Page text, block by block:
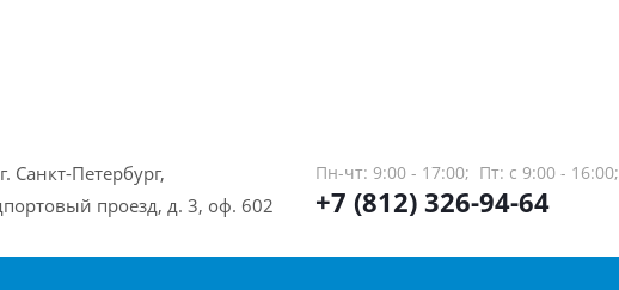
Санкт-Петербург,
проезд, д. 3, оф. 602
Пн-чт: 9:00 - 17:00; Пт: с 9:00 - 16:00;
+7 (812) 326-94-64